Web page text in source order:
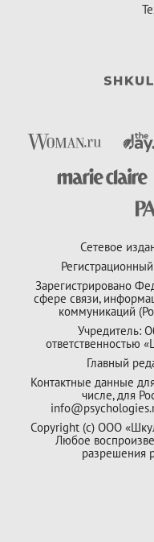
Сетевое
Зарегистрировано
сфере связи,
коммуникаций
Учредитель:
ответственностью
Главный
Контактные данные
числе, для
Copyright (с) ООО
Любое
разрешения